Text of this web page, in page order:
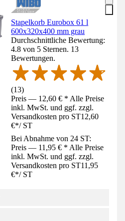
Stapelkorb Eurobox 61 l
600x320x400 mm grau
Durchschnittliche Bewertung:
4.8 von 5 Sternen. 13
Bewertungen.
(13)
Preis — 12,60 € * Alle Preise
inkl. MwSt. und ggf. zzgl.
Versandkosten pro ST12,60
€*/ ST
Bei Abnahme von 24 ST:
Preis — 11,95 € * Alle Preise
inkl. MwSt. und ggf. zzgl.
Versandkosten pro ST11,95
€*/ ST